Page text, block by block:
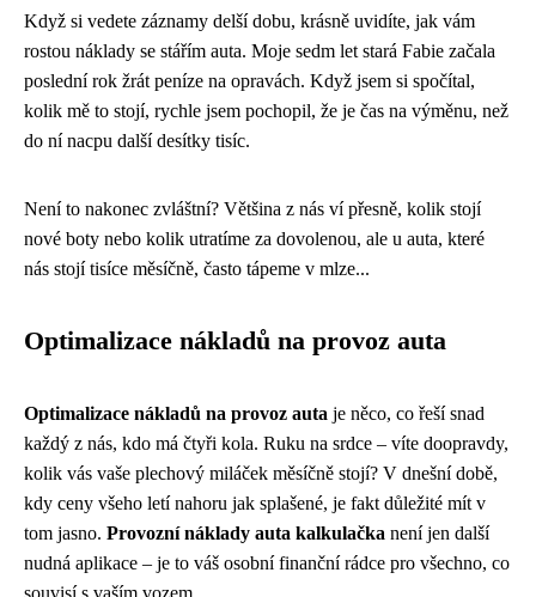
Když si vedete záznamy delší dobu, krásně uvidíte, jak vám
rostou náklady se stářím auta. Moje sedm let stará Fabie začala
poslední rok žrát peníze na opravách. Když jsem si spočítal,
kolik mě to stojí, rychle jsem pochopil, že je čas na výměnu, než
do ní nacpu další desítky tisíc.
Není to nakonec zvláštní? Většina z nás ví přesně, kolik stojí
nové boty nebo kolik utratíme za dovolenou, ale u auta, které
nás stojí tisíce měsíčně, často tápeme v mlze...
Optimalizace nákladů na provoz auta
Optimalizace nákladů na provoz auta je něco, co řeší snad
každý z nás, kdo má čtyři kola. Ruku na srdce – víte doopravdy,
kolik vás vaše plechový miláček měsíčně stojí? V dnešní době,
kdy ceny všeho letí nahoru jak splašené, je fakt důležité mít v
tom jasno. Provozní náklady auta kalkulačka není jen další
nudná aplikace – je to váš osobní finanční rádce pro všechno, co
souvisí s vaším vozem.